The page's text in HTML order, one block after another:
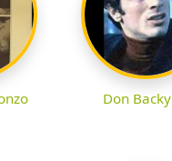
Don Backy